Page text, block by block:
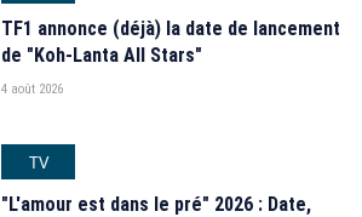
TF1 annonce (déjà) la date de lancement
de "Koh-Lanta All Stars"
4 août 2026
TV
"L'amour est dans le pré" 2026 : Date,